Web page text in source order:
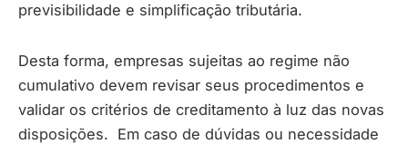
previsibilidade e simplificação tributária.
Desta forma, empresas sujeitas ao regime não
cumulativo devem revisar seus procedimentos e
validar os critérios de creditamento à luz das novas
disposições. Em caso de dúvidas ou necessidade